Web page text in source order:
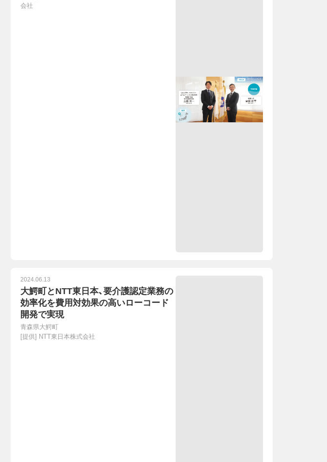
会社
2024.06.13
大鰐町とNTT東日本、要介護認定業務の
効率化を費用対効果の高いローコード
開発で実現
青森県大鰐町
[提供] NTT東日本株式会社